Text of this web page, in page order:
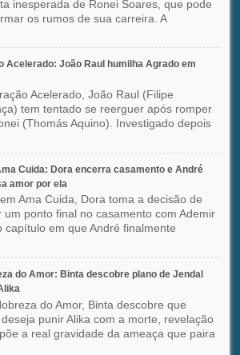
inesperada de Ronei Soares, que pode
os rumos de sua carreira. A
Acelerado: João Raul humilha Agrado em
Acelerado, João Raul (Filipe
tem tentado se reerguer após romper
(Thomás Aquino). Investigado depois
Cuida: Dora encerra casamento e André
amor por ela
Ama Cuida, Dora toma a decisão de
um ponto final no casamento com Ademir
capítulo em que André finalmente
do Amor: Binta descobre plano de Jendal
do Amor, Binta descobre que
punir Alika com a morte, revelação
a real gravidade da ameaça que paira